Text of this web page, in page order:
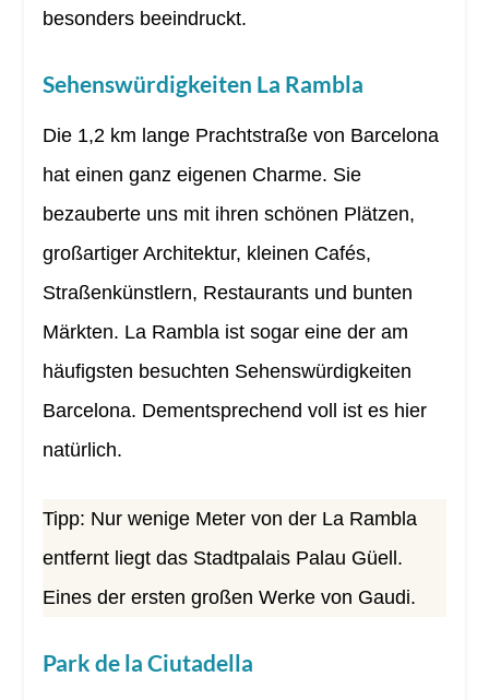
besonders beeindruckt.
Sehenswürdigkeiten La Rambla
Die 1,2 km lange Prachtstraße von Barcelona
hat einen ganz eigenen Charme. Sie
bezauberte uns mit ihren schönen Plätzen,
großartiger Architektur, kleinen Cafés,
Straßenkünstlern, Restaurants und bunten
Märkten. La Rambla ist sogar eine der am
häufigsten besuchten Sehenswürdigkeiten
Barcelona. Dementsprechend voll ist es hier
natürlich.
Tipp: Nur wenige Meter von der La Rambla
entfernt liegt das Stadtpalais Palau Güell.
Eines der ersten großen Werke von Gaudi.
Park de la Ciutadella